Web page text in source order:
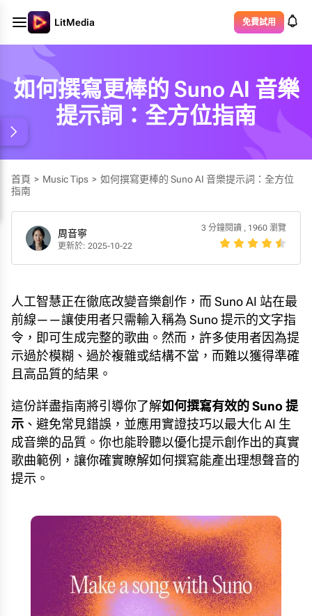
LitMedia 免費試用
如何撰寫更棒的 Suno AI 音樂
提示詞：全方位指南
首頁 > Music Tips > 如何撰寫更棒的 Suno AI 音樂提示詞：全方位
指南
周音寧
更新於: 2025-10-22
3 分鐘閱讀 , 1960 瀏覽
人工智慧正在徹底改變音樂創作，而 Suno AI 站在最
前線——讓使用者只需輸入稱為 Suno 提示的文字指
令，即可生成完整的歌曲。然而，許多使用者因為提
示過於模糊、過於複雜或結構不當，而難以獲得準確
且高品質的結果。
這份詳盡指南將引導你了解如何撰寫有效的 Suno 提
示 、避免常見錯誤，並應用實證技巧以最大化 AI 生
成音樂的品質。你也能聆聽以優化提示創作出的真實
歌曲範例，讓你確實瞭解如何撰寫能產出理想聲音的
提示。